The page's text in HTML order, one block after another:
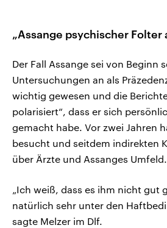
„Assange psychischer Folter
Der Fall Assange sei von Beginn
Untersuchungen an als
wichtig gewesen und die
polarisiert“, dass er sich
gemacht habe. Vor zwei Jahren
besucht und seitdem indirekten
über Ärzte und Assanges Umfeld.
„Ich weiß, dass es ihm nicht gut
natürlich sehr unter den
sagte Melzer im Dlf.